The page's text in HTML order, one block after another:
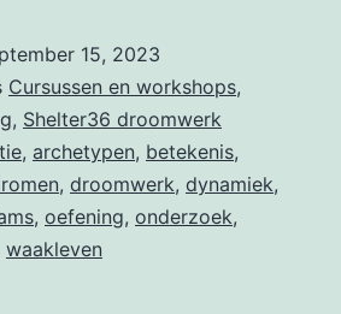
15, 2023
Cursussen en workshops,
, Shelter36 droomwerk
, archetypen, betekenis,
, droomwerk, dynamiek,
, oefening, onderzoek,
waakleven